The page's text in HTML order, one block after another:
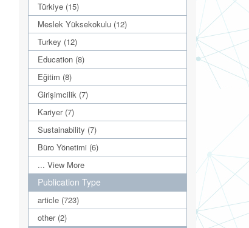
Türkiye (15)
Meslek Yüksekokulu (12)
Turkey (12)
Education (8)
Eğitim (8)
Girişimcilik (7)
Kariyer (7)
Sustainability (7)
Büro Yönetimi (6)
... View More
Publication Type
article (723)
other (2)